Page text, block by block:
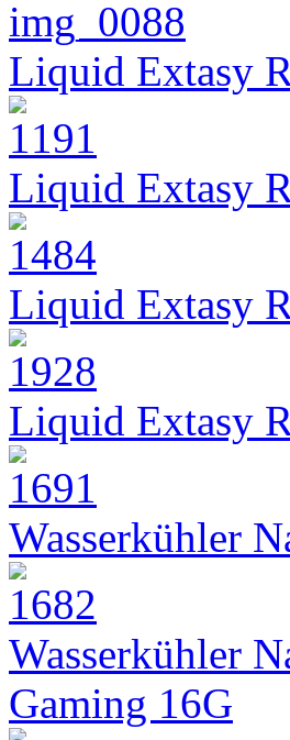
Liquid Extasy
Liquid Extasy
Liquid Extasy
Liquid Extasy
Wasserkühler
Wasserkühler
Gaming 16G